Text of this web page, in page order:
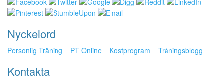
Nyckelord
Personlig Träning PT Online Kostprogram Träningsblogg
Kontakta